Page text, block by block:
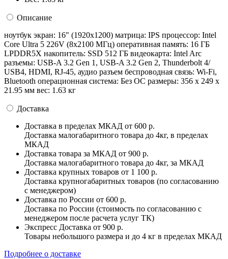
Описание
ноутбук экран: 16" (1920x1200) матрица: IPS процессор: Intel
Core Ultra 5 226V (8x2100 МГц) оперативная память: 16 ГБ
LPDDR5X накопитель: SSD 512 ГБ видеокарта: Intel Arc
разъемы: USB-A 3.2 Gen 1, USB-A 3.2 Gen 2, Thunderbolt 4/
USB4, HDMI, RJ-45, аудио разъем беспроводная связь: Wi-Fi,
Bluetooth операционная система: Без ОС pазмеры: 356 x 249 x
21.95 мм вес: 1.63 кг
Доставка
Доставка в пределах МКАД от 600 р.
Доставка малогабаритного товара до 4кг, в пределах
МКАД
Доставка товара за МКАД от 900 р.
Доставка малогабаритного товара до 4кг, за МКАД
Доставка крупных товаров от 1 100 р.
Доставка крупногабаритных товаров (по согласованию
с менеджером)
Доставка по России от 600 р.
Доставка по России (стоимость по согласованию с
менеджером после расчета услуг ТК)
Экспресс Доставка от 900 р.
Товары небольшого размера и до 4 кг в пределах МКАД
Подробнее о доставке